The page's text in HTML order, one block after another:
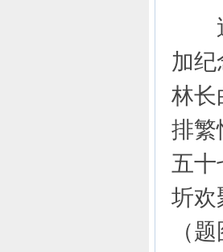
近
加纪
林长
排繁
五十
圻欢
（